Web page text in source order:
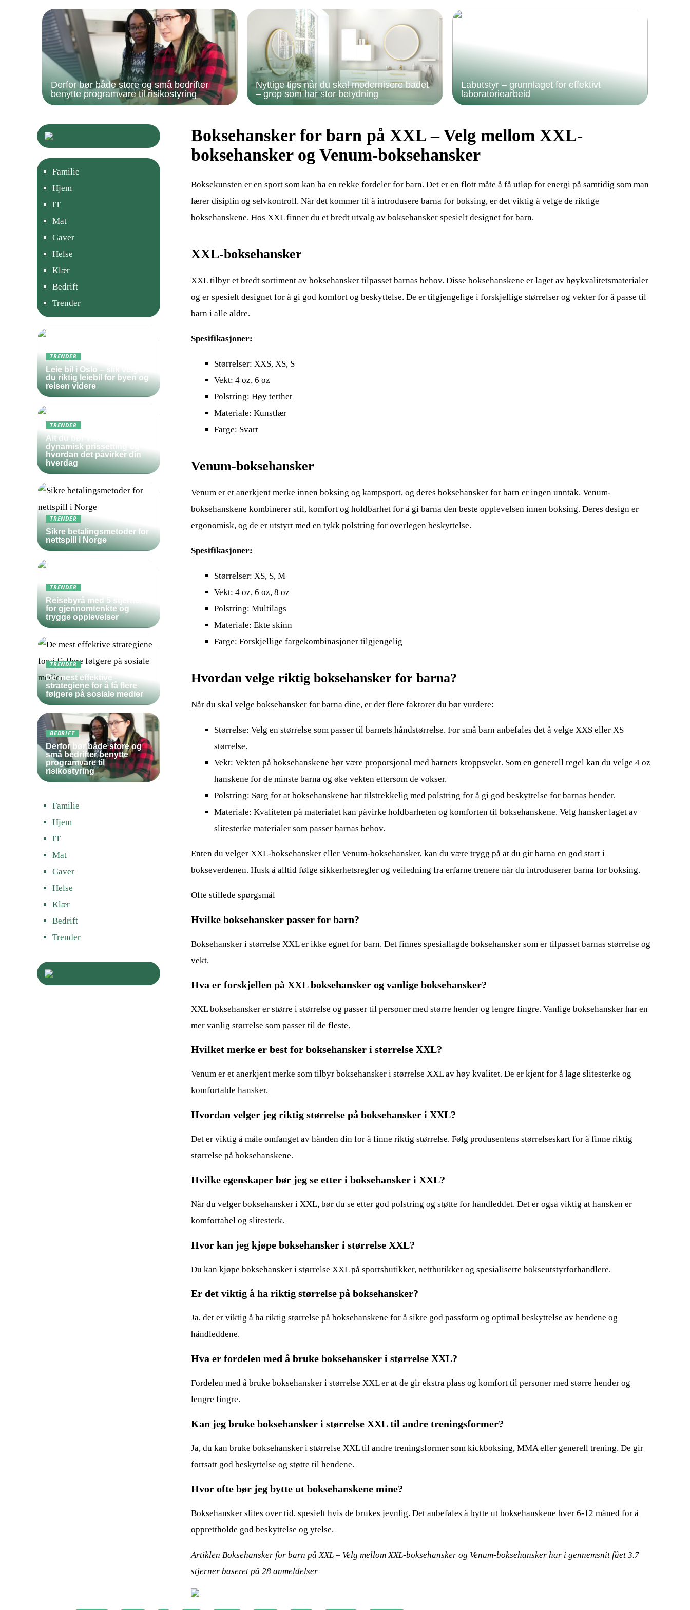
Derfor bør både store og små bedrifter
benytte programvare til risikostyring
Nyttige tips når du skal modernisere badet
– grep som har stor betydning
Labutstyr – grunnlaget for effektivt
laboratoriearbeid
Boksehansker for barn på XXL – Velg mellom XXL-
boksehansker og Venum-boksehansker
Boksekunsten er en sport som kan ha en rekke fordeler for barn. Det er en flott måte å få utløp for energi på samtidig som man
lærer disiplin og selvkontroll. Når det kommer til å introdusere barna for boksing, er det viktig å velge de riktige
boksehanskene. Hos XXL finner du et bredt utvalg av boksehansker spesielt designet for barn.
XXL-boksehansker
XXL tilbyr et bredt sortiment av boksehansker tilpasset barnas behov. Disse boksehanskene er laget av høykvalitetsmaterialer
og er spesielt designet for å gi god komfort og beskyttelse. De er tilgjengelige i forskjellige størrelser og vekter for å passe til
barn i alle aldre.
Spesifikasjoner:
Størrelser: XXS, XS, S
Vekt: 4 oz, 6 oz
Polstring: Høy tetthet
Materiale: Kunstlær
Farge: Svart
Venum-boksehansker
Venum er et anerkjent merke innen boksing og kampsport, og deres boksehansker for barn er ingen unntak. Venum-
boksehanskene kombinerer stil, komfort og holdbarhet for å gi barna den beste opplevelsen innen boksing. Deres design er
ergonomisk, og de er utstyrt med en tykk polstring for overlegen beskyttelse.
Spesifikasjoner:
Størrelser: XS, S, M
Vekt: 4 oz, 6 oz, 8 oz
Polstring: Multilags
Materiale: Ekte skinn
Farge: Forskjellige fargekombinasjoner tilgjengelig
Hvordan velge riktig boksehansker for barna?
Når du skal velge boksehansker for barna dine, er det flere faktorer du bør vurdere:
Størrelse: Velg en størrelse som passer til barnets håndstørrelse. For små barn anbefales det å velge XXS eller XS
størrelse.
Vekt: Vekten på boksehanskene bør være proporsjonal med barnets kroppsvekt. Som en generell regel kan du velge 4 oz
hanskene for de minste barna og øke vekten ettersom de vokser.
Polstring: Sørg for at boksehanskene har tilstrekkelig med polstring for å gi god beskyttelse for barnas hender.
Materiale: Kvaliteten på materialet kan påvirke holdbarheten og komforten til boksehanskene. Velg hansker laget av
slitesterke materialer som passer barnas behov.
Enten du velger XXL-boksehansker eller Venum-boksehansker, kan du være trygg på at du gir barna en god start i
bokseverdenen. Husk å alltid følge sikkerhetsregler og veiledning fra erfarne trenere når du introduserer barna for boksing.
Ofte stillede spørgsmål
Hvilke boksehansker passer for barn?
Boksehansker i størrelse XXL er ikke egnet for barn. Det finnes spesiallagde boksehansker som er tilpasset barnas størrelse og
vekt.
Hva er forskjellen på XXL boksehansker og vanlige boksehansker?
XXL boksehansker er større i størrelse og passer til personer med større hender og lengre fingre. Vanlige boksehansker har en
mer vanlig størrelse som passer til de fleste.
Hvilket merke er best for boksehansker i størrelse XXL?
Venum er et anerkjent merke som tilbyr boksehansker i størrelse XXL av høy kvalitet. De er kjent for å lage slitesterke og
komfortable hansker.
Hvordan velger jeg riktig størrelse på boksehansker i XXL?
Det er viktig å måle omfanget av hånden din for å finne riktig størrelse. Følg produsentens størrelseskart for å finne riktig
størrelse på boksehanskene.
Hvilke egenskaper bør jeg se etter i boksehansker i XXL?
Når du velger boksehansker i XXL, bør du se etter god polstring og støtte for håndleddet. Det er også viktig at hansken er
komfortabel og slitesterk.
Hvor kan jeg kjøpe boksehansker i størrelse XXL?
Du kan kjøpe boksehansker i størrelse XXL på sportsbutikker, nettbutikker og spesialiserte bokseutstyrforhandlere.
Er det viktig å ha riktig størrelse på boksehansker?
Ja, det er viktig å ha riktig størrelse på boksehanskene for å sikre god passform og optimal beskyttelse av hendene og
håndleddene.
Hva er fordelen med å bruke boksehansker i størrelse XXL?
Fordelen med å bruke boksehansker i størrelse XXL er at de gir ekstra plass og komfort til personer med større hender og
lengre fingre.
Kan jeg bruke boksehansker i størrelse XXL til andre treningsformer?
Ja, du kan bruke boksehansker i størrelse XXL til andre treningsformer som kickboksing, MMA eller generell trening. De gir
fortsatt god beskyttelse og støtte til hendene.
Hvor ofte bør jeg bytte ut boksehanskene mine?
Boksehansker slites over tid, spesielt hvis de brukes jevnlig. Det anbefales å bytte ut boksehanskene hver 6-12 måned for å
opprettholde god beskyttelse og ytelse.
Artiklen Boksehansker for barn på XXL – Velg mellom XXL-boksehansker og Venum-boksehansker har i gennemsnit fået 3.7
stjerner baseret på 28 anmeldelser
Familie
Hjem
IT
Mat
Gaver
Helse
Klær
Bedrift
Trender
TRENDER
Leie bil i Oslo – slik velger
du riktig leiebil for byen og
reisen videre
TRENDER
Alt du bør vite om
dynamisk prissetting og
hvordan det påvirker din
hverdag
TRENDER
Sikre betalingsmetoder for
nettspill i Norge
TRENDER
Reisebyrå med 5 stjerner
for gjennomtenkte og
trygge opplevelser
TRENDER
De mest effektive
strategiene for å få flere
følgere på sosiale medier
BEDRIFT
Derfor bør både store og
små bedrifter benytte
programvare til
risikostyring
Familie
Hjem
IT
Mat
Gaver
Helse
Klær
Bedrift
Trender